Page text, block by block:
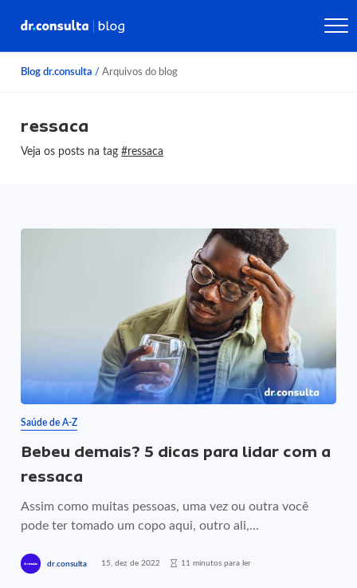
Blog dr.consulta / Arquivos do blog
ressaca
Veja os posts na tag#ressaca
Saúde de A-Z
Bebeu demais? 5 dicas para lidar com a
ressaca
Assim como muitas pessoas, uma vez ou outra você
pode ter tomado um copo aqui, outro ali,...
dr.consulta 15, dez de 2022 11 minutos para ler